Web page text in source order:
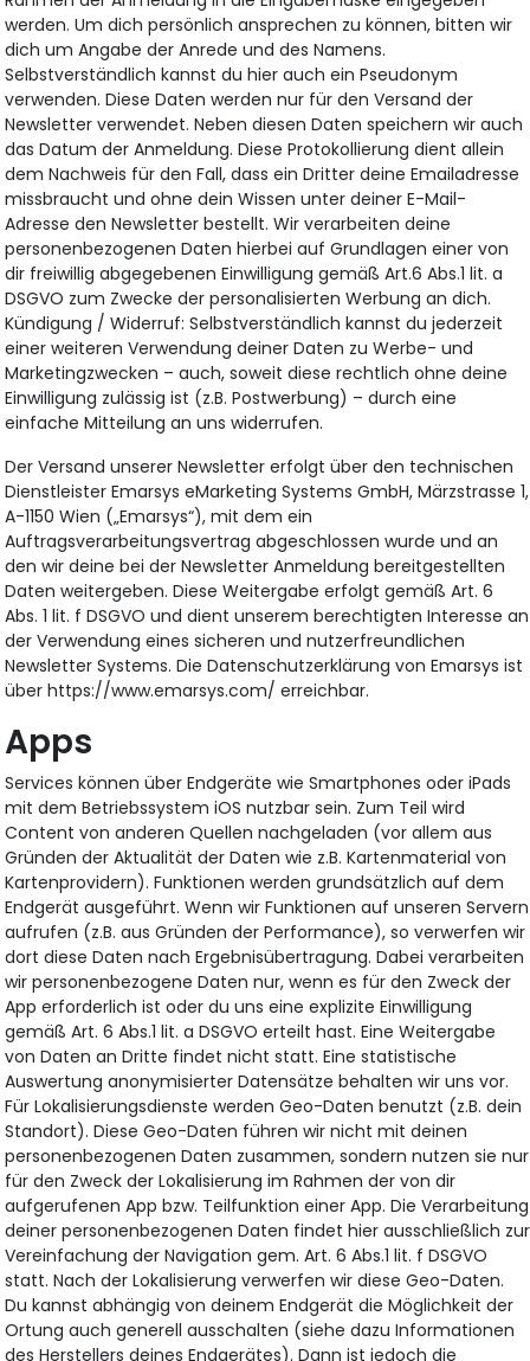
werden. Um dich persönlich ansprechen zu können, bitten wir
dich um Angabe der Anrede und des Namens.
Selbstverständlich kannst du hier auch ein Pseudonym
verwenden. Diese Daten werden nur für den Versand der
Newsletter verwendet. Neben diesen Daten speichern wir auch
das Datum der Anmeldung. Diese Protokollierung dient allein
dem Nachweis für den Fall, dass ein Dritter deine Emailadresse
missbraucht und ohne dein Wissen unter deiner E-Mail-
Adresse den Newsletter bestellt. Wir verarbeiten deine
personenbezogenen Daten hierbei auf Grundlagen einer von
dir freiwillig abgegebenen Einwilligung gemäß Art.6 Abs.1 lit. a
DSGVO zum Zwecke der personalisierten Werbung an dich.
Kündigung / Widerruf: Selbstverständlich kannst du jederzeit
einer weiteren Verwendung deiner Daten zu Werbe- und
Marketingzwecken – auch, soweit diese rechtlich ohne deine
Einwilligung zulässig ist (z.B. Postwerbung) – durch eine
einfache Mitteilung an uns widerrufen.
Der Versand unserer Newsletter erfolgt über den technischen
Dienstleister Emarsys eMarketing Systems GmbH, Märzstrasse 1,
A-1150 Wien („Emarsys“), mit dem ein
Auftragsverarbeitungsvertrag abgeschlossen wurde und an
den wir deine bei der Newsletter Anmeldung bereitgestellten
Daten weitergeben. Diese Weitergabe erfolgt gemäß Art. 6
Abs. 1 lit. f DSGVO und dient unserem berechtigten Interesse an
der Verwendung eines sicheren und nutzerfreundlichen
Newsletter Systems. Die Datenschutzerklärung von Emarsys ist
über https://www.emarsys.com/ erreichbar.
Apps
Services können über Endgeräte wie Smartphones oder iPads
mit dem Betriebssystem iOS nutzbar sein. Zum Teil wird
Content von anderen Quellen nachgeladen (vor allem aus
Gründen der Aktualität der Daten wie z.B. Kartenmaterial von
Kartenprovidern). Funktionen werden grundsätzlich auf dem
Endgerät ausgeführt. Wenn wir Funktionen auf unseren Servern
aufrufen (z.B. aus Gründen der Performance), so verwerfen wir
dort diese Daten nach Ergebnisübertragung. Dabei verarbeiten
wir personenbezogene Daten nur, wenn es für den Zweck der
App erforderlich ist oder du uns eine explizite Einwilligung
gemäß Art. 6 Abs.1 lit. a DSGVO erteilt hast. Eine Weitergabe
von Daten an Dritte findet nicht statt. Eine statistische
Auswertung anonymisierter Datensätze behalten wir uns vor.
Für Lokalisierungsdienste werden Geo-Daten benutzt (z.B. dein
Standort). Diese Geo-Daten führen wir nicht mit deinen
personenbezogenen Daten zusammen, sondern nutzen sie nur
für den Zweck der Lokalisierung im Rahmen der von dir
aufgerufenen App bzw. Teilfunktion einer App. Die Verarbeitung
deiner personenbezogenen Daten findet hier ausschließlich zur
Vereinfachung der Navigation gem. Art. 6 Abs.1 lit. f DSGVO
statt. Nach der Lokalisierung verwerfen wir diese Geo-Daten.
Du kannst abhängig von deinem Endgerät die Möglichkeit der
Ortung auch generell ausschalten (siehe dazu Informationen
des Herstellers deines Endgerätes). Dann ist jedoch die